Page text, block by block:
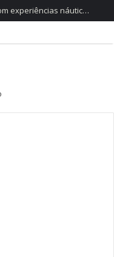
Cruzeiro da Ria regressa a Ovar com experiências náuticas e observação de aves